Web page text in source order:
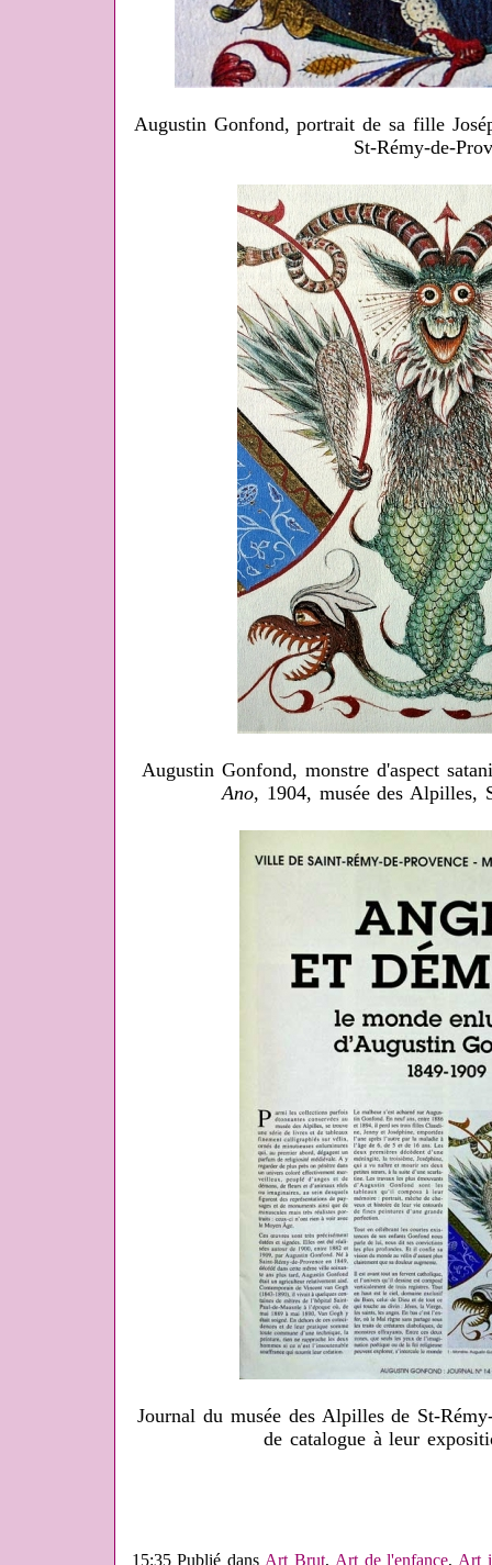
Augustin Gonfond, portrait de sa fille
St-Rémy-de-
Augustin Gonfond, monstre d'aspect
Ano, 1904, musée des Alpilles,
Journal du musée des Alpilles de St-
de catalogue à leur
15:35 Publié dans Art Brut, Art de l'enfance, Art